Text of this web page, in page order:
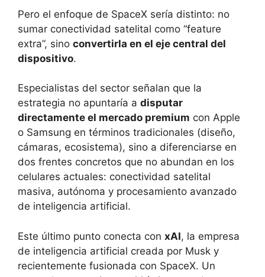
Pero el enfoque de SpaceX sería distinto: no
sumar conectividad satelital como “feature
extra”, sino convertirla en el eje central del
dispositivo.
Especialistas del sector señalan que la
estrategia no apuntaría a disputar
directamente el mercado premium con Apple
o Samsung en términos tradicionales (diseño,
cámaras, ecosistema), sino a diferenciarse en
dos frentes concretos que no abundan en los
celulares actuales: conectividad satelital
masiva, autónoma y procesamiento avanzado
de inteligencia artificial.
Este último punto conecta con xAI, la empresa
de inteligencia artificial creada por Musk y
recientemente fusionada con SpaceX. Un